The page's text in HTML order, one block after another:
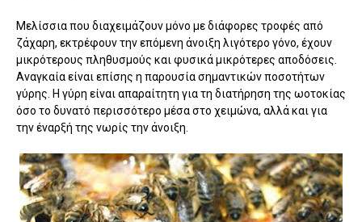
Μελίσσια που διαχειμάζουν μόνο με διάφορες τροφές από
ζάχαρη, εκτρέφουν την επόμενη άνοιξη λιγότερο γόνο, έχουν
μικρότερους πληθυσμούς και φυσικά μικρότερες αποδόσεις.
Αναγκαία είναι επίσης η παρουσία σημαντικών ποσοτήτων
γύρης. Η γύρη είναι απαραίτητη για τη διατήρηση της ωοτοκίας
όσο το δυνατό περισσότερο μέσα στο χειμώνα, αλλά και για
την έναρξή της νωρίς την άνοιξη.